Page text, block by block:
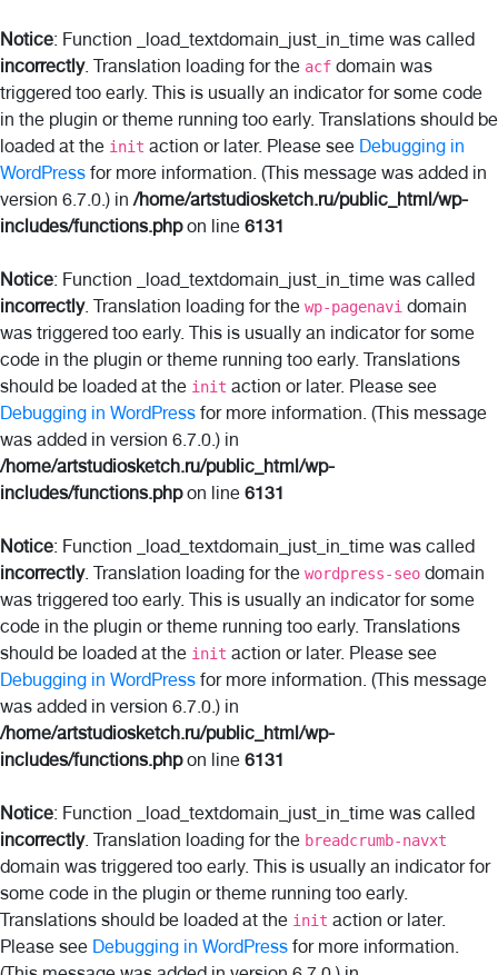
Notice: Function _load_textdomain_just_in_time was called
incorrectly. Translation loading for the acf domain was
triggered too early. This is usually an indicator for some code
in the plugin or theme running too early. Translations should be
loaded at the init action or later. Please see Debugging in
WordPress for more information. (This message was added in
version 6.7.0.) in/home/artstudiosketch.ru/public_html/wp-
includes/functions.phpon line 6131
Notice: Function _load_textdomain_just_in_time was called
incorrectly. Translation loading for the wp-pagenavi domain
was triggered too early. This is usually an indicator for some
code in the plugin or theme running too early. Translations
should be loaded at the init action or later. Please see
Debugging in WordPress for more information. (This message
was added in version 6.7.0.) in
/home/artstudiosketch.ru/public_html/wp-
includes/functions.phpon line 6131
Notice: Function _load_textdomain_just_in_time was called
incorrectly. Translation loading for the wordpress-seo domain
was triggered too early. This is usually an indicator for some
code in the plugin or theme running too early. Translations
should be loaded at the init action or later. Please see
Debugging in WordPress for more information. (This message
was added in version 6.7.0.) in
/home/artstudiosketch.ru/public_html/wp-
includes/functions.phpon line 6131
Notice: Function _load_textdomain_just_in_time was called
incorrectly. Translation loading for the breadcrumb-navxt
domain was triggered too early. This is usually an indicator for
some code in the plugin or theme running too early.
Translations should be loaded at the init action or later.
Please see Debugging in WordPress for more information.